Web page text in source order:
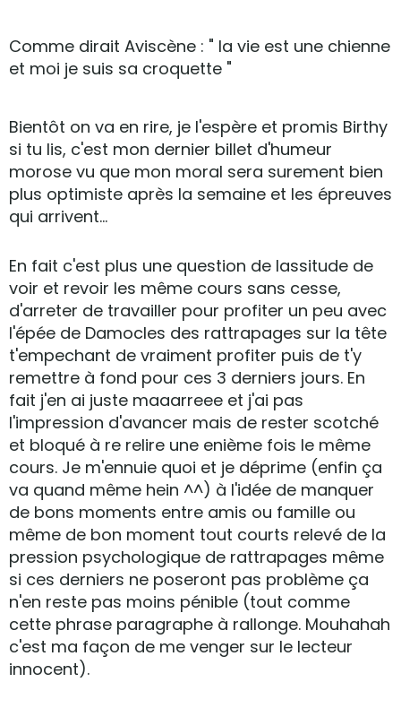
Comme dirait Aviscène : " la vie est une chienne
et moi je suis sa croquette "
Bientôt on va en rire, je l'espère et promis Birthy
si tu lis, c'est mon dernier billet d'humeur
morose vu que mon moral sera surement bien
plus optimiste après la semaine et les épreuves
qui arrivent...
En fait c'est plus une question de lassitude de
voir et revoir les même cours sans cesse,
d'arreter de travailler pour profiter un peu avec
l'épée de Damocles des rattrapages sur la tête
t'empechant de vraiment profiter puis de t'y
remettre à fond pour ces 3 derniers jours. En
fait j'en ai juste maaarreee et j'ai pas
l'impression d'avancer mais de rester scotché
et bloqué à re relire une enième fois le même
cours. Je m'ennuie quoi et je déprime (enfin ça
va quand même hein ^^) à l'idée de manquer
de bons moments entre amis ou famille ou
même de bon moment tout courts relevé de la
pression psychologique de rattrapages même
si ces derniers ne poseront pas problème ça
n'en reste pas moins pénible (tout comme
cette phrase paragraphe à rallonge. Mouhahah
c'est ma façon de me venger sur le lecteur
innocent).